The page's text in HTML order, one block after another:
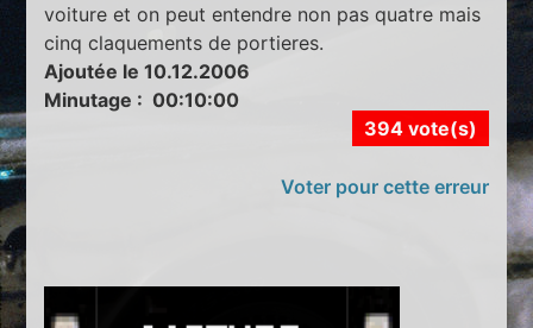
voiture et on peut entendre non pas quatre mais
cinq claquements de portieres.
Ajoutée le 10.12.2006
Minutage : 00:10:00
394 vote(s)
Voter pour cette erreur